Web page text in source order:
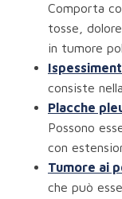
Comporta
tosse,
in tumore
consiste
Placche
Possono
con
Tumore ai
che può